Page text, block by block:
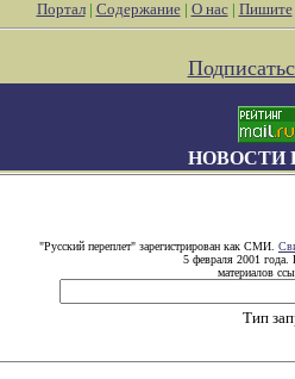
Портал| Содержание| О нас| Пишите
НОВОСТИ
"Русский переплет" зарегистрирован как СМИ.
5 февраля 2001 года.
материалов
Тип